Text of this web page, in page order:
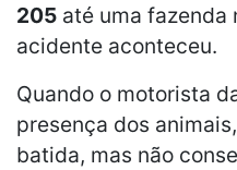
205 até uma fazenda
acidente aconteceu.
Quando o motorista
presença dos
batida, mas não